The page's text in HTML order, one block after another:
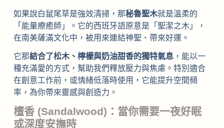
如果說白鼠尾草是強效清掃，那秘魯聖木就是溫柔的
「能量療癒師」。它的西班牙語原意是「聖潔之木」，
在南美薩滿文化中，被用來連結神聖、帶來好運。
它那結合了松木、檸檬與奶油甜香的獨特氣息，能以一
種充滿愛的方式，幫助我們釋放壓力與焦慮。特別適合
在創意工作前，或情緒低落時使用，它能提升空間頻
率，為你帶來靈感與創造力。
檀香 (Sandalwood)：當你需要一夜好眠
或深度安撫時